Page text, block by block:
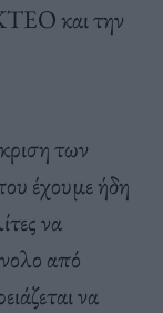
ΚΤΕΟ και την
των
έχουμε ήδη
να
από
να